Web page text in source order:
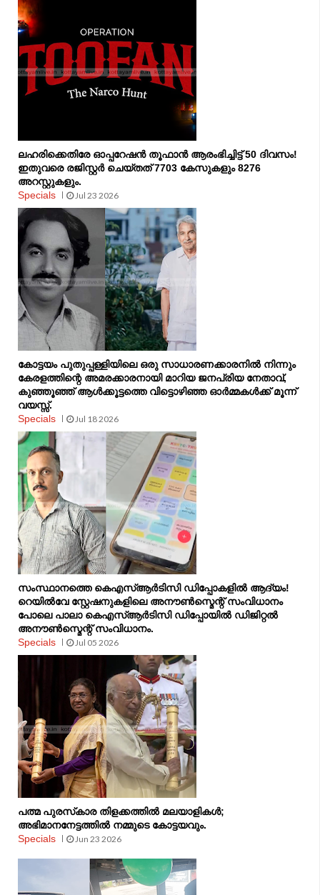
ലഹരിക്കെതിരേ ഓപ്പറേഷൻ തൂഫാൻ ആരംഭിച്ചിട്ട് 50 ദിവസം!
ഇതുവരെ രജിസ്റ്റർ ചെയ്തത് 7703 കേസുകളും 8276
അറസ്റ്റുകളും.
Specials
Jul 23 2026
കോട്ടയം പുതുപ്പള്ളിയിലെ ഒരു സാധാരണക്കാരനിൽ നിന്നും
കേരളത്തിന്റെ അമരക്കാരനായി മാറിയ ജനപ്രിയ നേതാവ്,
കുഞ്ഞൂഞ്ഞ് ആൾക്കൂട്ടത്തെ വിട്ടൊഴിഞ്ഞ ഓർമ്മകൾക്ക് മൂന്ന്
വയസ്സ്.
Specials
Jul 18 2026
സംസ്ഥാനത്തെ കെഎസ്ആർടിസി ഡിപ്പോകളിൽ ആദ്യം!
റെയിൽവേ സ്റ്റേഷനുകളിലെ അനൗൺസ്മെന്റ് സംവിധാനം
പോലെ പാലാ കെഎസ്ആർടിസി ഡിപ്പോയിൽ ഡിജിറ്റൽ
അനൗൺസ്മെന്റ് സംവിധാനം.
Specials
Jul 05 2026
പത്മ പുരസ്‌കാര തിളക്കത്തിൽ മലയാളികൾ;
അഭിമാനനേട്ടത്തിൽ നമ്മുടെ കോട്ടയവും.
Specials
Jun 23 2026